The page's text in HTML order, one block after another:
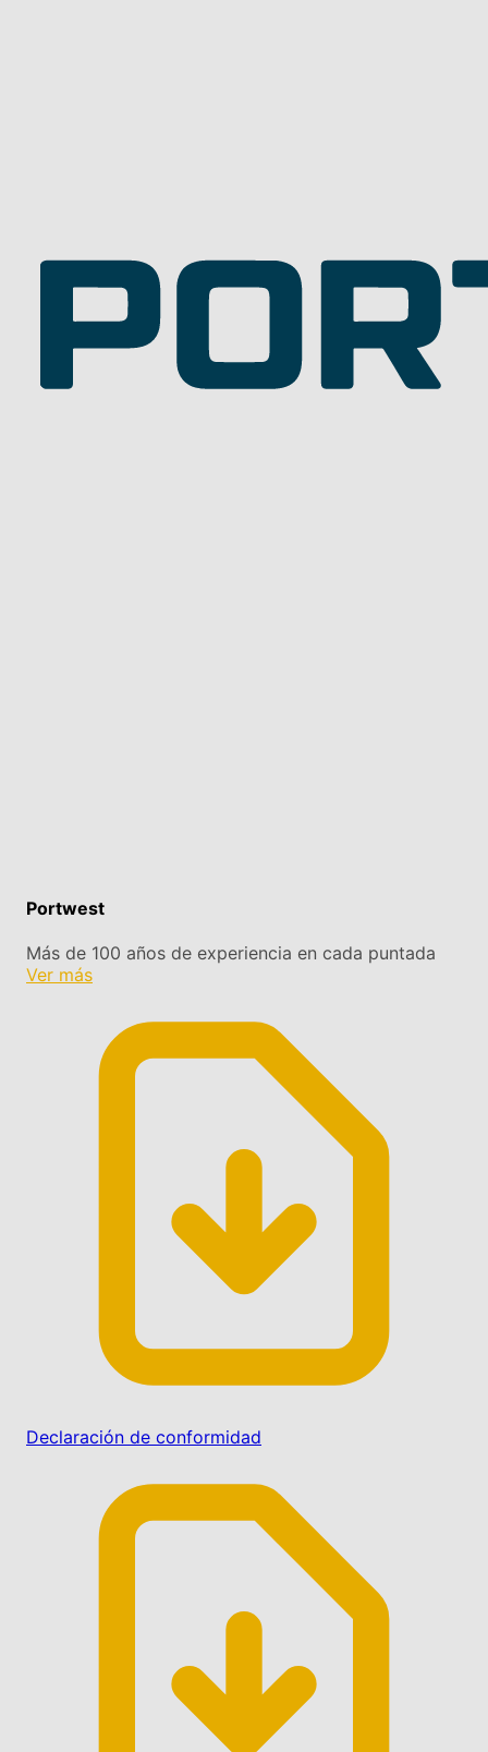
Portwest
Más de 100 años de experiencia en cada puntada
Ver más
Declaración de conformidad